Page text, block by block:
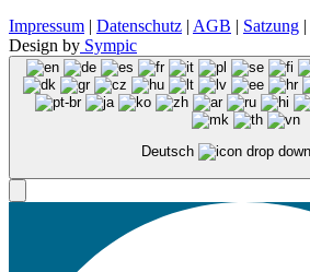
Impressum | Datenschutz | AGB | Satzung |
Design by Sympic
Deutsch